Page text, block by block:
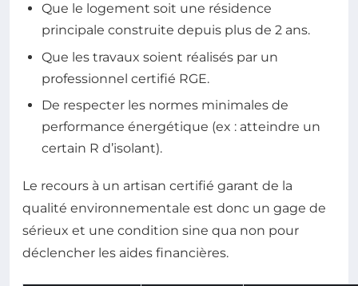
Que le logement soit une résidence
principale construite depuis plus de 2 ans.
Que les travaux soient réalisés par un
professionnel certifié RGE.
De respecter les normes minimales de
performance énergétique (ex : atteindre un
certain R d’isolant).
Le recours à un artisan certifié garant de la
qualité environnementale est donc un gage de
sérieux et une condition sine qua non pour
déclencher les aides financières.